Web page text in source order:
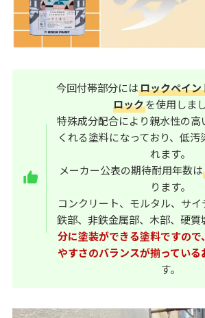
今回付帯部分にはロックペイ
ロックを使用しま
特殊成分配合により親水性の高
くれる塗料になっており、低汚
れます。
メーカー公表の期待耐用年数は
ります。
コンクリート、モルタル、サイ
鉄部、非鉄金属部、木部、硬質
分に塗装ができる塗料ですの
やすさのバランスが揃ってい
す。